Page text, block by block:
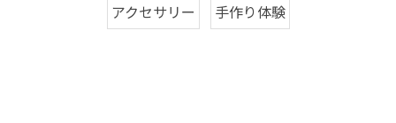
アクセサリー 手作り体験